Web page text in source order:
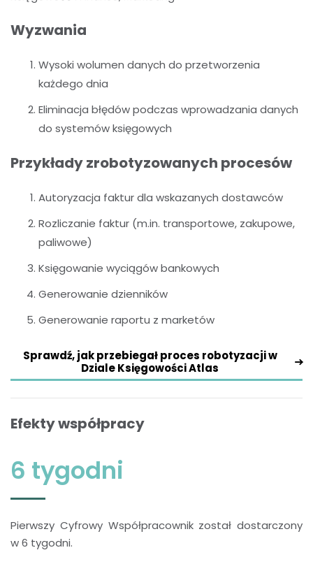
Wyzwania
Wysoki wolumen danych do przetworzenia
każdego dnia
Eliminacja błędów podczas wprowadzania danych
do systemów księgowych
Przykłady zrobotyzowanych procesów
Autoryzacja faktur dla wskazanych dostawców
Rozliczanie faktur (m.in. transportowe, zakupowe,
paliwowe)
Księgowanie wyciągów bankowych
Generowanie dzienników
Generowanie raportu z marketów
Sprawdź, jak przebiegał proces robotyzacji w
Dziale Księgowości Atlas
Efekty współpracy
6 tygodni
Pierwszy Cyfrowy Współpracownik został dostarczony
w 6 tygodni.